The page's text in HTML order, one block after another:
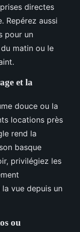
directes
Repérez aussi
pour un
matin ou le
et la
douce ou la
locations près
rend la
basque
privilégiez les
vue depuis un
ou